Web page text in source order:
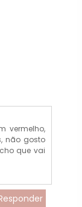
vermelho,
não gosto
que vai